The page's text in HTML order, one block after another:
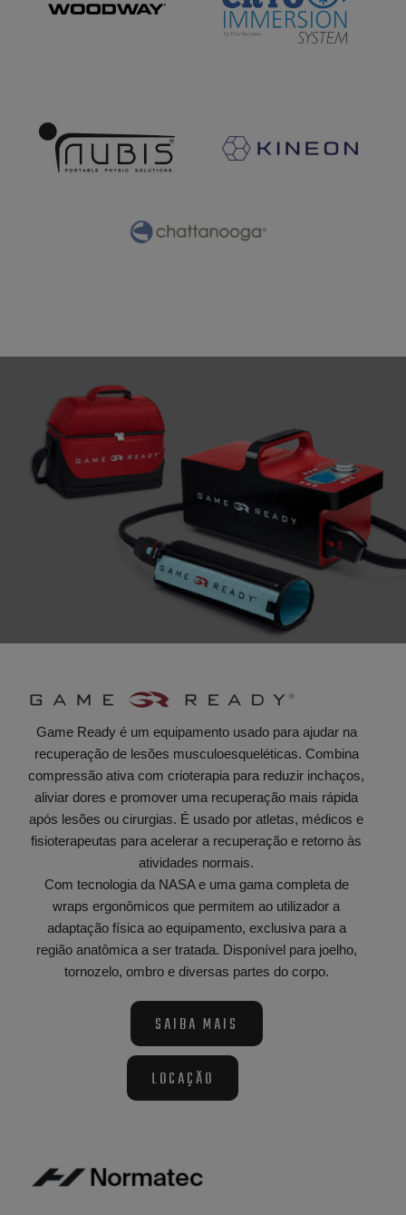
Game Ready é um equipamento usado para ajudar na
recuperação de lesões musculoesqueléticas. Combina
compressão ativa com crioterapia para reduzir inchaços,
aliviar dores e promover uma recuperação mais rápida
após lesões ou cirurgias. É usado por atletas, médicos e
fisioterapeutas para acelerar a recuperação e retorno às
atividades normais.
Com tecnologia da NASA e uma gama completa de
wraps ergonômicos que permitem ao utilizador a
adaptação física ao equipamento, exclusiva para a
região anatômica a ser tratada. Disponível para joelho,
tornozelo, ombro e diversas partes do corpo.
SAIBA MAIS
LOCAÇÃO